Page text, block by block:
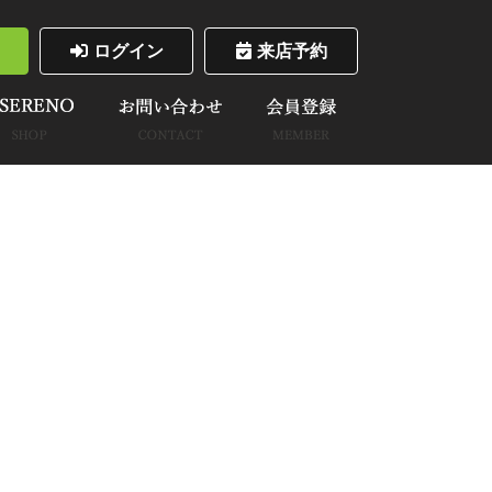
ログイン 来店予約